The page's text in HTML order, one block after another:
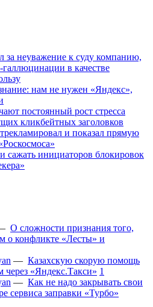
за неуважение к суду компанию,
в качестве
нам не нужен «Яндекс»,
постоянный рост стресса
кликбейтных заголовков
и показал прямую
сажать инициаторов блокировок
О сложности признания того,
о конфликте «Лесты» и
— Казахскую скорую помощь
через «Яндекс.Такси» 1
— Как не надо закрывать свои
сервиса заправки «Турбо»